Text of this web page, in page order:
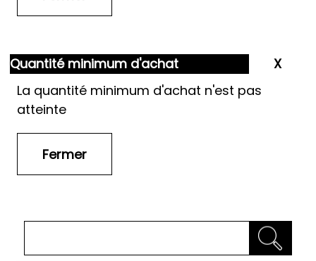
Quantité minimum d'achat
La quantité minimum d'achat n'est pas
atteinte